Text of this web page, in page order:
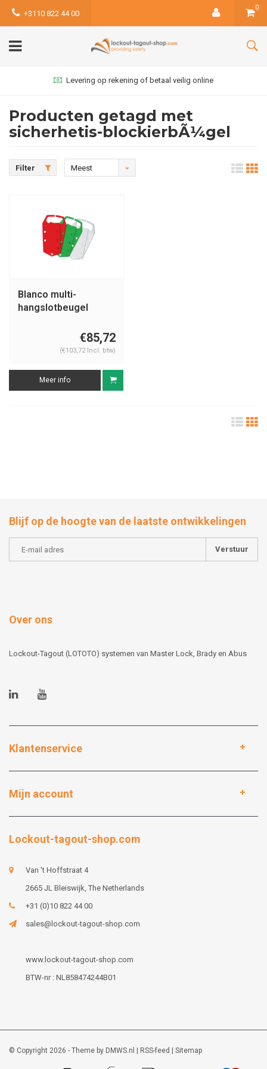
+3110 822 44 00
0
Levering op rekening of betaal veilig online
Producten getagd met
sicherhetis-blockierbÃ¼gel
Filter
Meest
Blanco multi-
hangslotbeugel
€85,72
(€103,72 Incl. btw)
Meer info
Blijf op de hoogte van de laatste ontwikkelingen
Verstuur
Over ons
Lockout-Tagout (LOTOTO) systemen van Master Lock, Brady en Abus
Klantenservice
Mijn account
Lockout-tagout-shop.com
Van 't Hoffstraat 4
2665 JL Bleiswijk, The Netherlands
+31 (0)10 822 44 00
sales@lockout-tagout-shop.com
www.lockout-tagout-shop.com
BTW-nr : NL858474244B01
© Copyright 2026 - Theme by DMWS.nl RSS-feed Sitemap